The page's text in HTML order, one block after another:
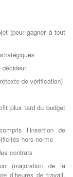
(pour gagner à tout
décideur
de vérification)
plus tard du budget
l’insertion de
hors-norme
contrats
(majoration de la
d’heures de travail,